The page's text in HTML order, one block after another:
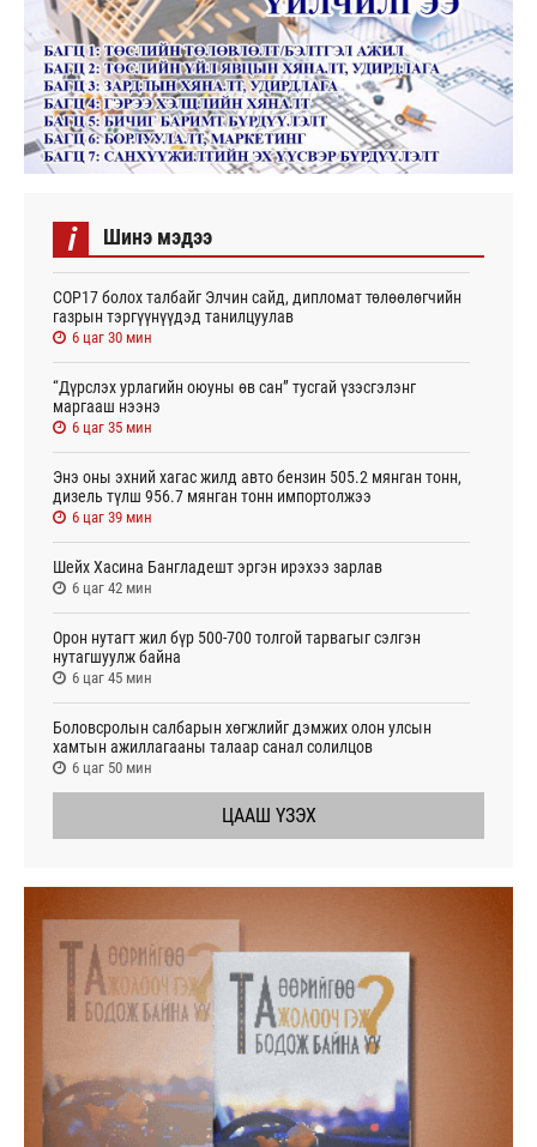
i Шинэ мэдээ
СОР17 болох талбайг Элчин сайд, дипломат төлөөлөгчийн
газрын тэргүүнүүдэд танилцуулав
6 цаг 30 мин
“Дүрслэх урлагийн оюуны өв сан” тусгай үзэсгэлэнг
маргааш нээнэ
6 цаг 35 мин
Энэ оны эхний хагас жилд авто бензин 505.2 мянган тонн,
дизель түлш 956.7 мянган тонн импортолжээ
6 цаг 39 мин
Шейх Хасина Бангладешт эргэн ирэхээ зарлав
6 цаг 42 мин
Орон нутагт жил бүр 500-700 толгой тарвагыг сэлгэн
нутагшуулж байна
6 цаг 45 мин
Боловсролын салбарын хөгжлийг дэмжих олон улсын
хамтын ажиллагааны талаар санал солилцов
6 цаг 50 мин
ЦААШ ҮЗЭХ